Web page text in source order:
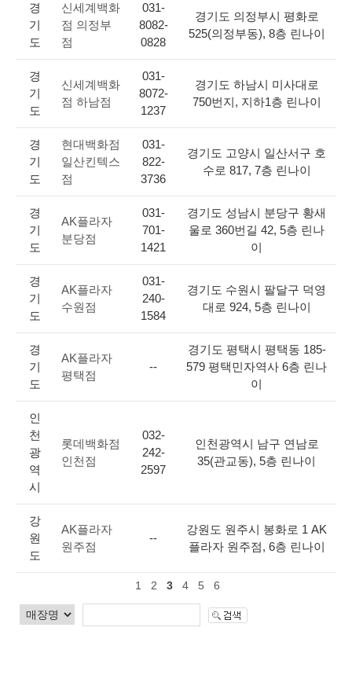
경
기
도
신세계백화
점 의정부
점
031-
8082-
0828
경기도 의정부시 평화로
525(의정부동), 8층 린나이
경
기
도
신세계백화
점 하남점
031-
8072-
1237
경기도 하남시 미사대로
750번지, 지하1층 린나이
경
기
도
현대백화점
일산킨텍스
점
031-
822-
3736
경기도 고양시 일산서구 호
수로 817, 7층 린나이
경
기
도
AK플라자
분당점
031-
701-
1421
경기도 성남시 분당구 황새
울로 360번길 42, 5층 린나
이
경
기
도
AK플라자
수원점
031-
240-
1584
경기도 수원시 팔달구 덕영
대로 924, 5층 린나이
경
기
도
AK플라자
평택점
--
경기도 평택시 평택동 185-
579 평택민자역사 6층 린나
이
인
천
광
역
시
롯데백화점
인천점
032-
242-
2597
인천광역시 남구 연남로
35(관교동), 5층 린나이
강
원
도
AK플라자
원주점
--
강원도 원주시 봉화로 1 AK
플라자 원주점, 6층 린나이
1 2 3 4 5 6